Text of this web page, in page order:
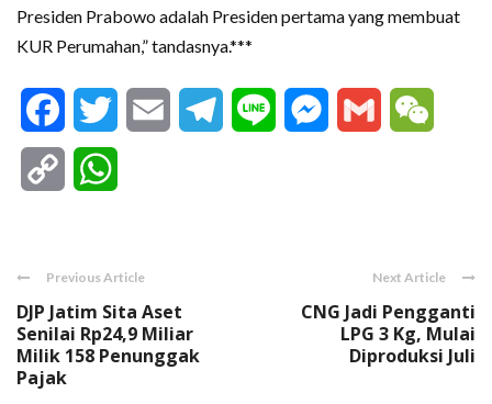
Presiden Prabowo adalah Presiden pertama yang membuat
KUR Perumahan,” tandasnya.***
FacebookTwitter Email Telegram
Line Messenger
Gmail
Copy
Previous Article
DJP Jatim Sita Aset
Senilai Rp24,9 Miliar
Milik 158 Penunggak
Pajak
Next Article
CNG Jadi Pengganti
LPG 3 Kg, Mulai
Diproduksi Juli